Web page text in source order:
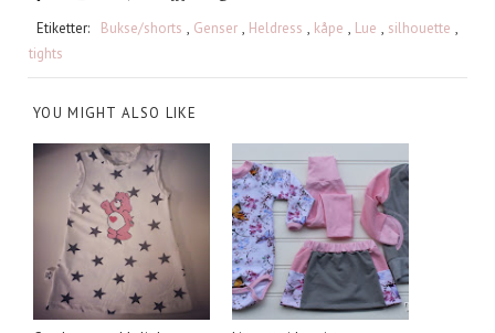
Etiketter: Bukse/shorts , Genser , Heldress , kåpe , Lue , silhouette ,
tights
YOU MIGHT ALSO LIKE